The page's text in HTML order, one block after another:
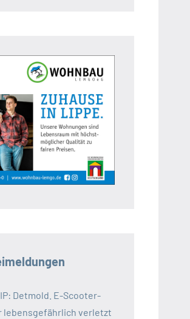
Detmold. E-Scooter-
lebensgefährlich verletzt